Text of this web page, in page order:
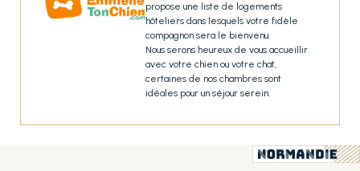
propose une liste de logements
hôteliers dans lesquels votre fidèle
compagnon sera le bienvenu.
Nous serons heureux de vous accueillir
avec votre chien ou votre chat,
certaines de nos chambres sont
idéales pour un séjour serein.